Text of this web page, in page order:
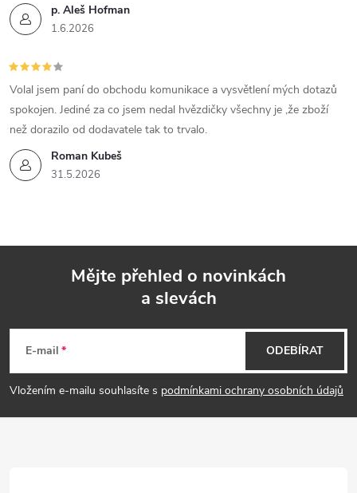
p. Aleš Hofman
1.6.2026
Roman Kubeš
31.5.2026
Volal jsem paní do obchodu komunikace a vysvětlení mých dotazů
spokojen. Jediné za co jsem nedal hvězdičky všechny je ,že zboží
než dorazilo od dodavatele tak to trvalo.
p
Mějte přehled o novinkách
a slevách
E-mail
Vložením e-mailu souhlasíte s podmínkami ochrany osobních údajů
ODEBÍRAT